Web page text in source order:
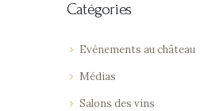
Catégories
Evénements au château
Médias
Salons des vins